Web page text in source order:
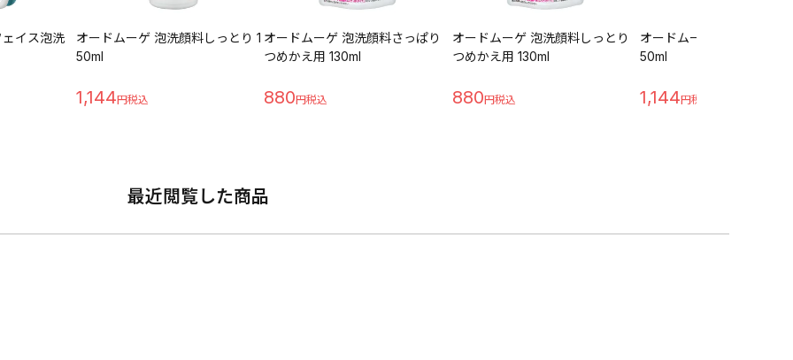
イス泡洗
オードムーゲ 泡洗顔料しっとり 1
50ml
1,144
オードムーゲ 泡洗顔料さっぱり
つめかえ用 130ml
880
オードムーゲ 泡洗顔料しっとり
つめかえ用 130ml
880
オードムーゲ 泡洗顔料さ
50ml
1,144
最近閲覧した商品